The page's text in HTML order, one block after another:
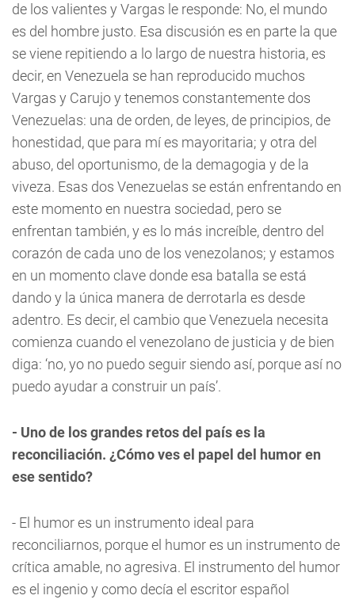
de los valientes y Vargas le responde: No, el mundo
es del hombre justo. Esa discusión es en parte la que
se viene repitiendo a lo largo de nuestra historia, es
decir, en Venezuela se han reproducido muchos
Vargas y Carujo y tenemos constantemente dos
Venezuelas: una de orden, de leyes, de principios, de
honestidad, que para mí es mayoritaria; y otra del
abuso, del oportunismo, de la demagogia y de la
viveza. Esas dos Venezuelas se están enfrentando en
este momento en nuestra sociedad, pero se
enfrentan también, y es lo más increíble, dentro del
corazón de cada uno de los venezolanos; y estamos
en un momento clave donde esa batalla se está
dando y la única manera de derrotarla es desde
adentro. Es decir, el cambio que Venezuela necesita
comienza cuando el venezolano de justicia y de bien
diga: ‘no, yo no puedo seguir siendo así, porque así no
puedo ayudar a construir un país’.
- Uno de los grandes retos del país es la
reconciliación. ¿Cómo ves el papel del humor en
ese sentido?
- El humor es un instrumento ideal para
reconciliarnos, porque el humor es un instrumento de
crítica amable, no agresiva. El instrumento del humor
es el ingenio y como decía el escritor español